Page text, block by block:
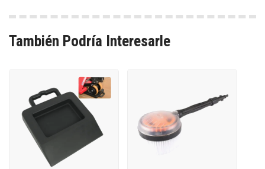
También Podría Interesarle